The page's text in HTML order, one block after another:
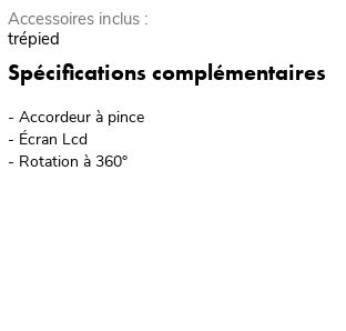
Accessoires inclus :
trépied
Spécifications complémentaires
- Accordeur à pince
- Écran Lcd
- Rotation à 360°